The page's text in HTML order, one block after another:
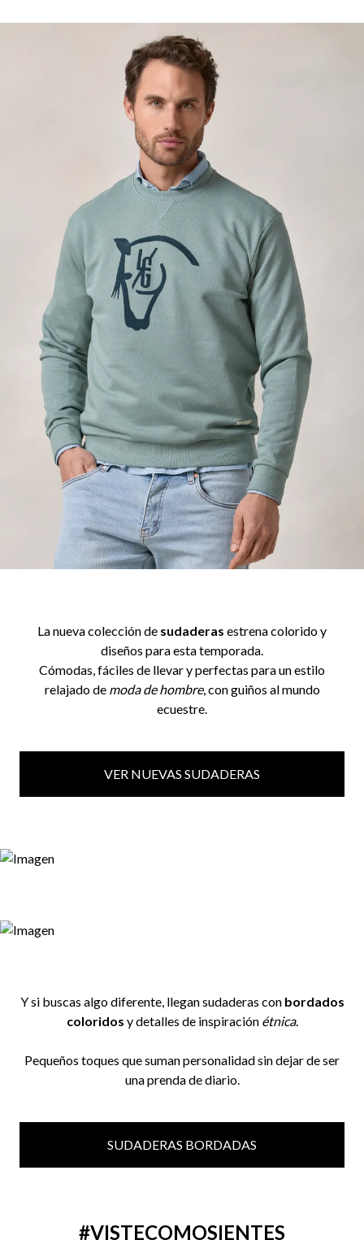
La nueva colección de sudaderas estrena colorido y
diseños para esta temporada.
Cómodas, fáciles de llevar y perfectas para un estilo
relajado de moda de hombre, con guiños al mundo
ecuestre.
VER NUEVAS SUDADERAS
Y si buscas algo diferente, llegan sudaderas con bordados
coloridos y detalles de inspiración étnica.
Pequeños toques que suman personalidad sin dejar de ser
una prenda de diario.
SUDADERAS BORDADAS
#VISTECOMOSIENTES